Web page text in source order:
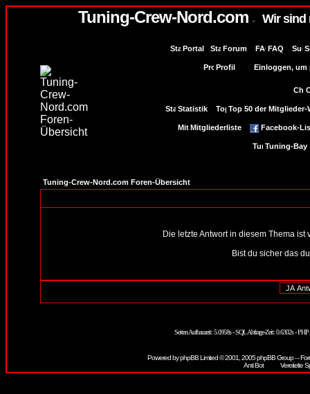
Tuning-Crew-Nord.com - Wir sind
Portal Forum FAQ
Profil Einloggen, um
Statistik Top 50 der Mitglieder-
Mitgliederliste Facebook-
Tuning-Bay
Tuning-Crew-Nord.com Foren-Übersicht
Die letzte Antwort in diesem Thema
Bist du sicher das
Seiten Aufbauzeit: 5.0958s - SQL Abfrage-Zeit: 0.6302s -
Powered byphpBBLimited © 2001, 2005 phpBB Group - -
Vereitelte